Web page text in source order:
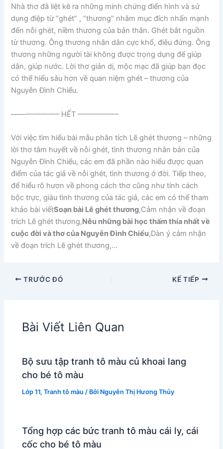
Nhà thơ đã liệt kê ra những minh chứng điển hình và sử
dụng điệp từ “ghét” , “thương” nhằm mục đích nhấn mạnh
đến nỗi ghét, niềm thương của bản thân. Ghét bắt nguồn
từ thương. Ông thương nhân dân cực khổ, điêu đứng. Ông
thương những người tài không được trọng dụng để giúp
dân, giúp nước. Lời thơ giản dị, mộc mạc đã giúp bạn đọc
có thể hiểu sâu hơn về quan niệm ghét – thương của
Nguyễn Đình Chiểu.
——————– HẾT —————–
Với việc tìm hiểu bài mẫu phân tích Lẽ ghét thương – những
lời thơ tâm huyết về nỗi ghét, tình thương nhân bản của
Nguyễn Đình Chiểu, các em đã phần nào hiểu được quan
điểm của tác giả về nỗi ghét, tình thương ở đời. Tiếp theo,
để hiểu rõ hươn về phong cách thơ cũng như tính cách
bộc trực, giàu tình thương của tác giả, các em có thể tham
khảo bài viếtSoạn bài Lẽ ghét thương,Cảm nhận về đoạn
trích Lẽ ghét thương,Nêu những bài học thấm thía nhất về
cuộc đời và thơ của Nguyễn Đình Chiểu,Dàn ý cảm nhận
về đoạn trích Lẽ ghét thương,…
TRƯỚC ĐÓ KẾ TIẾP
Bài Viết Liên Quan
Bộ sưu tập tranh tô màu củ khoai lang
cho bé tô màu
Lớp 11,Tranh tô màu / Bởi Nguyễn Thị Hương Thủy
Tổng hợp các bức tranh tô màu cái ly, cái
cốc cho bé tô màu